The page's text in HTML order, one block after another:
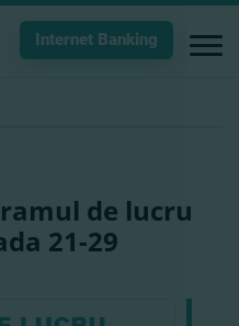
Internet Banking
de lucru
21-29